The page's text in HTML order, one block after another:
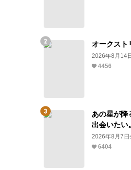
オークスト
2026年8月14
4456
あの星が降
出会いたい。
2026年8月7日
6404